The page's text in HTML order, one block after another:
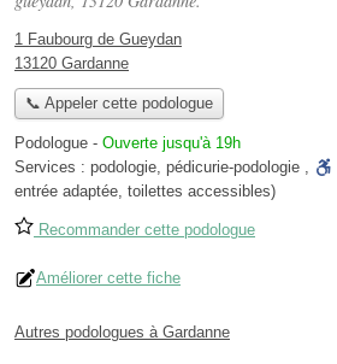
1 Faubourg de Gueydan
13120 Gardanne
📞 Appeler cette podologue
Podologue - Ouverte jusqu'à 19h
Services : podologie, pédicurie-podologie ,
entrée adaptée, toilettes accessibles)
Recommander cette podologue
Améliorer cette fiche
Autres podologues à Gardanne